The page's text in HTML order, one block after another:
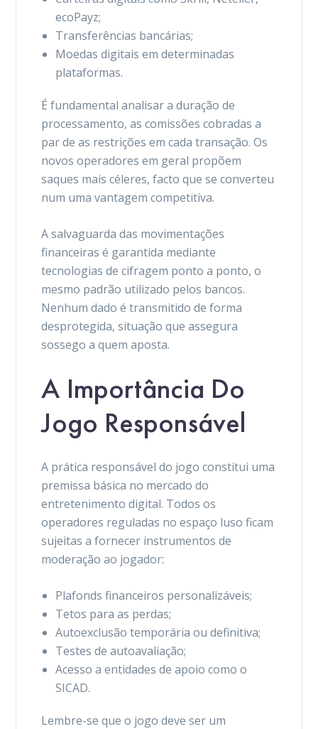
ecoPayz;
Transferências bancárias;
Moedas digitais em determinadas
plataformas.
É fundamental analisar a duração de
processamento, as comissões cobradas a
par de as restrições em cada transação. Os
novos operadores em geral propõem
saques mais céleres, facto que se converteu
num uma vantagem competitiva.
A salvaguarda das movimentações
financeiras é garantida mediante
tecnologias de cifragem ponto a ponto, o
mesmo padrão utilizado pelos bancos.
Nenhum dado é transmitido de forma
desprotegida, situação que assegura
sossego a quem aposta.
A Importância Do
Jogo Responsável
A prática responsável do jogo constitui uma
premissa básica no mercado do
entretenimento digital. Todos os
operadores reguladas no espaço luso ficam
sujeitas a fornecer instrumentos de
moderação ao jogador:
Plafonds financeiros personalizáveis;
Tetos para as perdas;
Autoexclusão temporária ou definitiva;
Testes de autoavaliação;
Acesso a entidades de apoio como o
SICAD.
Lembre-se que o jogo deve ser um